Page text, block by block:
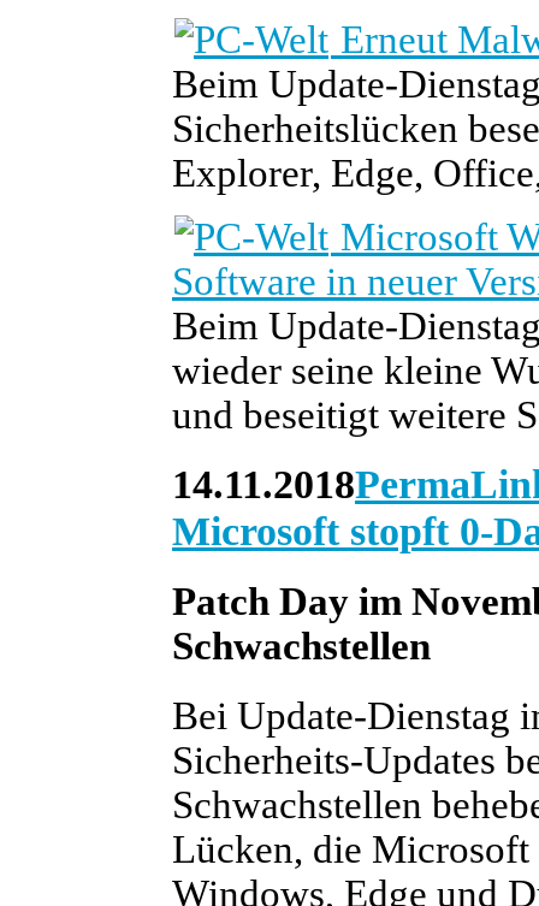
Erneut
Beim Update-
Sicherheitslücken
Explorer, Edge,
Microsoft
Software in neuer
Beim Update-
wieder seine kleine
und beseitigt weitere
14.11.2018
Microsoft stopft 0-
Patch Day im
Schwachstellen
Bei Update-Dienstag
Sicherheits-Updates
Schwachstellen
Lücken, die
Windows, Edge und